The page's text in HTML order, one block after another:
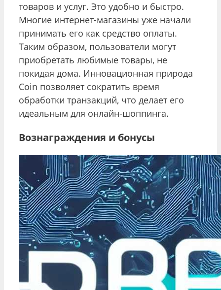
товаров и услуг. Это удобно и быстро.
Многие интернет-магазины уже начали
принимать его как средство оплаты.
Таким образом, пользователи могут
приобретать любимые товары, не
покидая дома. Инновационная природа
Coin позволяет сократить время
обработки транзакций, что делает его
идеальным для онлайн-шоппинга.
Вознаграждения и бонусы